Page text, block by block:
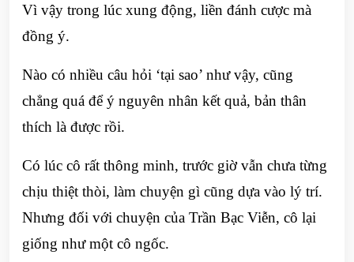
Vì vậy trong lúc xung động, liền đánh cược mà
đồng ý.
Nào có nhiều câu hỏi ‘tại sao’ như vậy, cũng
chẳng quá để ý nguyên nhân kết quả, bản thân
thích là được rồi.
Có lúc cô rất thông minh, trước giờ vẫn chưa từng
chịu thiệt thòi, làm chuyện gì cũng dựa vào lý trí.
Nhưng đối với chuyện của Trần Bạc Viễn, cô lại
giống như một cô ngốc.